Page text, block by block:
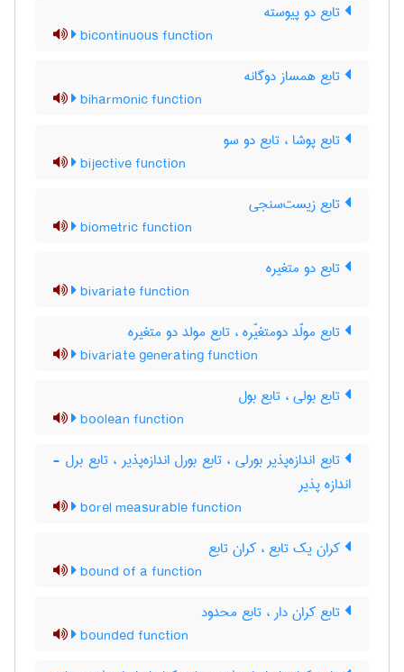
تابع دو پیوسته
bicontinuous function
تابع همساز دوگانه
biharmonic function
تابع پوشا ، تابع دو سو
bijective function
تابع زیست‌سنجی
biometric function
تابع دو متغیره
bivariate function
تابع مولّد دومتغیّره ، تابع مولد دو متغیره
bivariate generating function
تابع بولی ، تابع بول
boolean function
تابع اندازه‌پذیر بورلی ، تابع بورل اندازه‌پذیر ، تابع برل -
اندازه پذیر
borel measurable function
کران یک تابع ، کران تابع
bound of a function
تابع کران دار ، تابع محدود
bounded function